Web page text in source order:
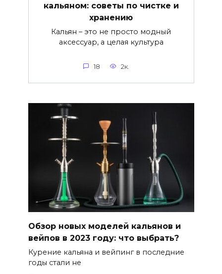
кальяном: советы по чистке и
хранению
Кальян – это не просто модный
аксессуар, а целая культура
18 2к.
Обзор новых моделей кальянов и
вейпов в 2023 году: что выбрать?
Курение кальяна и вейпинг в последние
годы стали не